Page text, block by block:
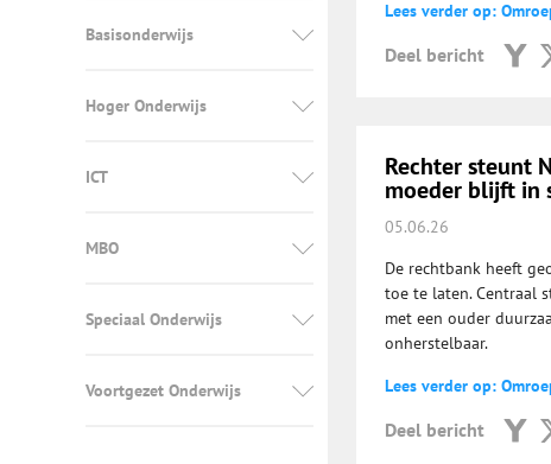
Basisonderwijs
Hoger Onderwijs
ICT
MBO
Speciaal Onderwijs
Voortgezet Onderwijs
Lees verder op:
Deel bericht
Rechter steunt
moeder blijft in
05.06.26
De rechtbank heeft
toe te laten. Centraal
met een ouder
onherstelbaar.
Lees verder op:
Deel bericht